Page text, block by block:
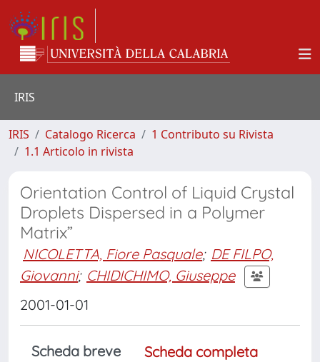
IRIS
IRIS Catalogo Ricerca
1 Contributo su Rivista
1.1 Articolo in rivista
Orientation Control of Liquid Crystal
Droplets Dispersed in a Polymer
Matrix”
NICOLETTA, Fiore Pasquale; DE FILPO,
Giovanni; CHIDICHIMO, Giuseppe
2001-01-01
Scheda breve
Scheda completa